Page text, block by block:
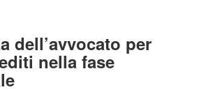
dell’avvocato per
nella fase